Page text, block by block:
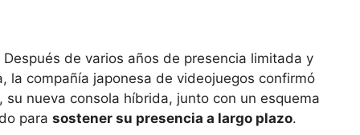
de varios años de presencia limitada y
la compañía japonesa de videojuegos confirmó
, su nueva consola híbrida, junto con un esquema
para sostener su presencia a largo plazo.